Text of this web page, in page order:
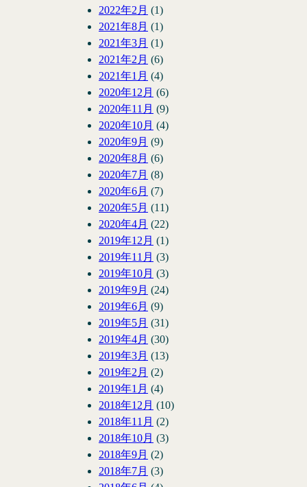
2022年2月 (1)
2021年8月 (1)
2021年3月 (1)
2021年2月 (6)
2021年1月 (4)
2020年12月 (6)
2020年11月 (9)
2020年10月 (4)
2020年9月 (9)
2020年8月 (6)
2020年7月 (8)
2020年6月 (7)
2020年5月 (11)
2020年4月 (22)
2019年12月 (1)
2019年11月 (3)
2019年10月 (3)
2019年9月 (24)
2019年6月 (9)
2019年5月 (31)
2019年4月 (30)
2019年3月 (13)
2019年2月 (2)
2019年1月 (4)
2018年12月 (10)
2018年11月 (2)
2018年10月 (3)
2018年9月 (2)
2018年7月 (3)